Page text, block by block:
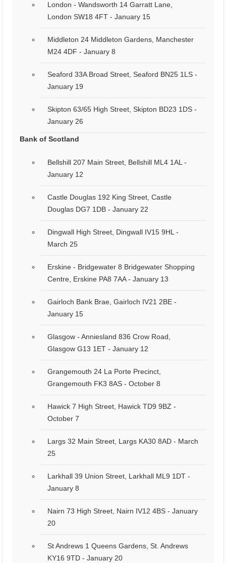
London - Wandsworth 14 Garratt Lane,
London SW18 4FT - January 15
Middleton 24 Middleton Gardens, Manchester
M24 4DF - January 8
Seaford 33A Broad Street, Seaford BN25 1LS -
January 19
Skipton 63/65 High Street, Skipton BD23 1DS -
January 26
Bank of Scotland
Bellshill 207 Main Street, Bellshill ML4 1AL -
January 12
Castle Douglas 192 King Street, Castle
Douglas DG7 1DB - January 22
Dingwall High Street, Dingwall IV15 9HL -
March 25
Erskine - Bridgewater 8 Bridgewater Shopping
Centre, Erskine PA8 7AA - January 13
Gairloch Bank Brae, Gairloch IV21 2BE -
January 15
Glasgow - Anniesland 836 Crow Road,
Glasgow G13 1ET - January 12
Grangemouth 24 La Porte Precinct,
Grangemouth FK3 8AS - October 8
Hawick 7 High Street, Hawick TD9 9BZ -
October 7
Largs 32 Main Street, Largs KA30 8AD - March
25
Larkhall 39 Union Street, Larkhall ML9 1DT -
January 8
Nairn 73 High Street, Nairn IV12 4BS - January
20
St Andrews 1 Queens Gardens, St. Andrews
KY16 9TD - January 20